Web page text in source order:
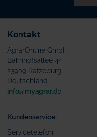
Kontakt
AgrarOnline GmbH
Bahnhofsallee 44
23909 Ratzeburg
Deutschland
info@myagrar.de
Kundenservice:
Servicetelefon: